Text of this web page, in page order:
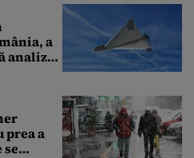
a
analiza
prea a
se